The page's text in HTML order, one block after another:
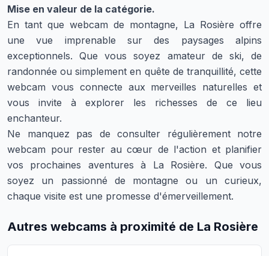
Mise en valeur de la catégorie.
En tant que webcam de montagne, La Rosière offre
une vue imprenable sur des paysages alpins
exceptionnels. Que vous soyez amateur de ski, de
randonnée ou simplement en quête de tranquillité, cette
webcam vous connecte aux merveilles naturelles et
vous invite à explorer les richesses de ce lieu
enchanteur.
Ne manquez pas de consulter régulièrement notre
webcam pour rester au cœur de l'action et planifier
vos prochaines aventures à La Rosière. Que vous
soyez un passionné de montagne ou un curieux,
chaque visite est une promesse d'émerveillement.
Autres webcams à proximité de La Rosière